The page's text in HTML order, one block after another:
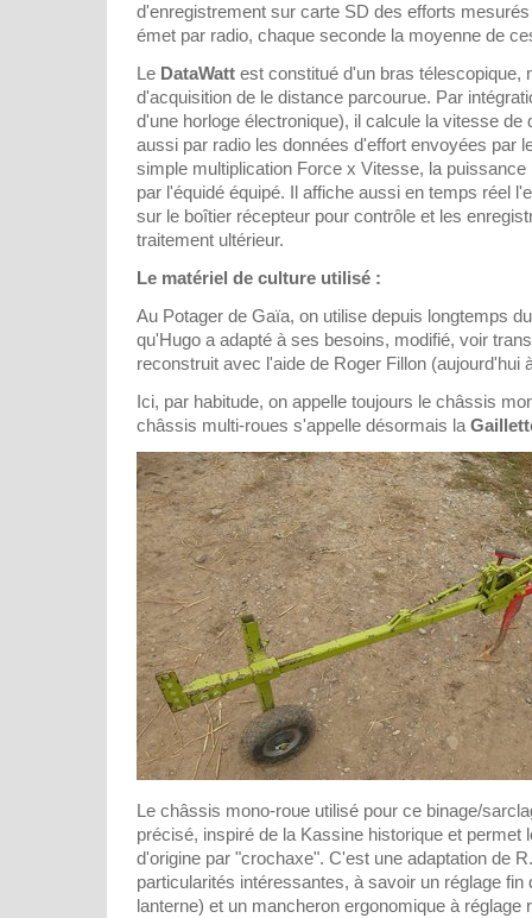
d'enregistrement sur carte SD des efforts
émet par radio, chaque seconde la moyenne de
Le DataWatt est constitué d'un bras télescopique,
d'acquisition de le distance parcourue. Par
d'une horloge électronique), il calcule la vitesse de
aussi par radio les données d'effort envoyées par
simple multiplication Force x Vitesse, la puissance
par l'équidé équipé. Il affiche aussi en temps réel
sur le boîtier récepteur pour contrôle et les
traitement ultérieur.
Le matériel de culture utilisé :
Au Potager de Gaïa, on utilise depuis longtemps
qu'Hugo a adapté à ses besoins, modifié, voir
reconstruit avec l'aide de Roger Fillon (aujourd'hui
Ici, par habitude, on appelle toujours le châssis
châssis multi-roues s'appelle désormais la
Le châssis mono-roue utilisé pour ce binage/
précisé, inspiré de la Kassine historique et permet
d'origine par "crochaxe". C'est une adaptation de
particularités intéressantes, à savoir un réglage fin
lanterne) et un mancheron ergonomique à réglage